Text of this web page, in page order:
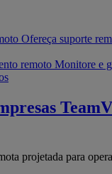
Ofereça suporte
remoto Monitore e
projetada para